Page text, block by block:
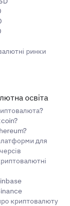
ринки
освіта
для
криптовалюту